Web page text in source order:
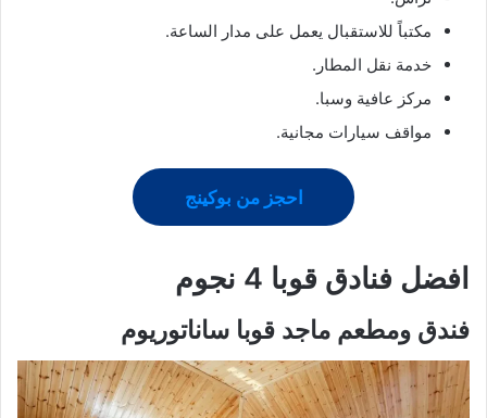
مكتباً للاستقبال يعمل على مدار الساعة.
خدمة نقل المطار.
مركز عافية وسبا.
مواقف سيارات مجانية.
احجز من بوكينج
افضل فنادق قوبا 4 نجوم
فندق ومطعم ماجد قوبا ساناتوريوم